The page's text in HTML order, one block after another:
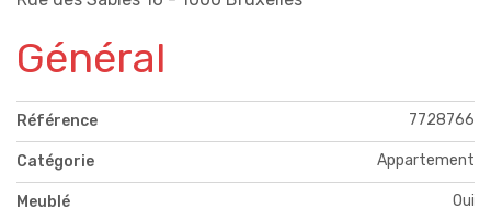
Général
Référence 7728766
Catégorie Appartement
Meublé Oui